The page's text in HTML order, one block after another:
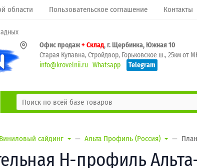
области Пользовательское соглашение Контакты
Офис продаж+ Склад, г. Щербинка, Южная 10
Старая Купавна, Стройдвор, Горьковское ш., 25км от
info@krovelnii.ru Whatsapp Telegram
Виниловый сайдинг Альта Профиль (Россия)
H-профиль